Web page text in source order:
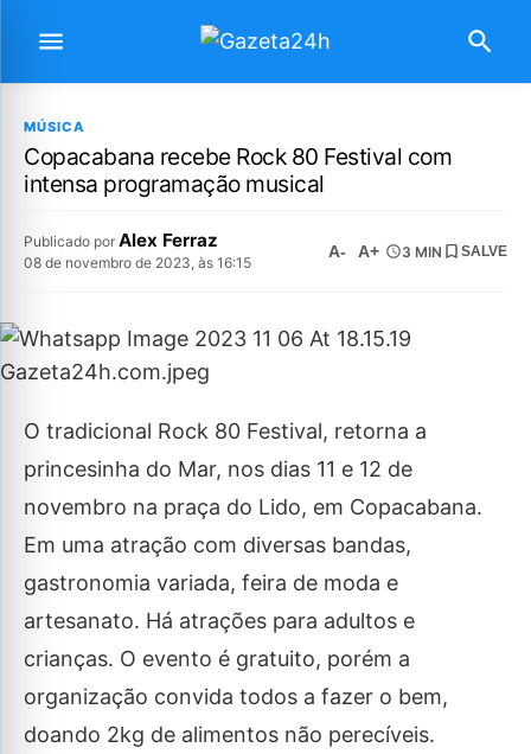
MÚSICA
Copacabana recebe Rock 80 Festival com
intensa programação musical
Publicado por Alex Ferraz
08 de novembro de 2023, às 16:15
A- A+ 3 MIN SALVE
O tradicional Rock 80 Festival, retorna a
princesinha do Mar, nos dias 11 e 12 de
novembro na praça do Lido, em Copacabana.
Em uma atração com diversas bandas,
gastronomia variada, feira de moda e
artesanato. Há atrações para adultos e
crianças. O evento é gratuito, porém a
organização convida todos a fazer o bem,
doando 2kg de alimentos não perecíveis.